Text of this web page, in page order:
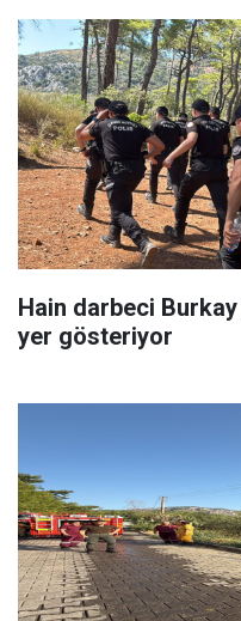
Hain darbeci
yer gösteriyor